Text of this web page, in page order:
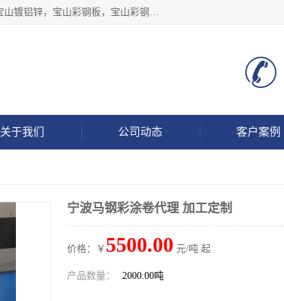
上海轩本实业有限公司于2017年注册地位于上海市宝山区，主要经营产品有：宝山彩钢卷，宝山镀铝锌，宝山彩钢板，宝山彩钢瓦等产品的生产和销售。
关于我们 公司动态 客户案例
宁波马钢彩涂卷代理 加工定制
价格：￥ 5500.00 元/吨 起
产品数量： 2000.00吨